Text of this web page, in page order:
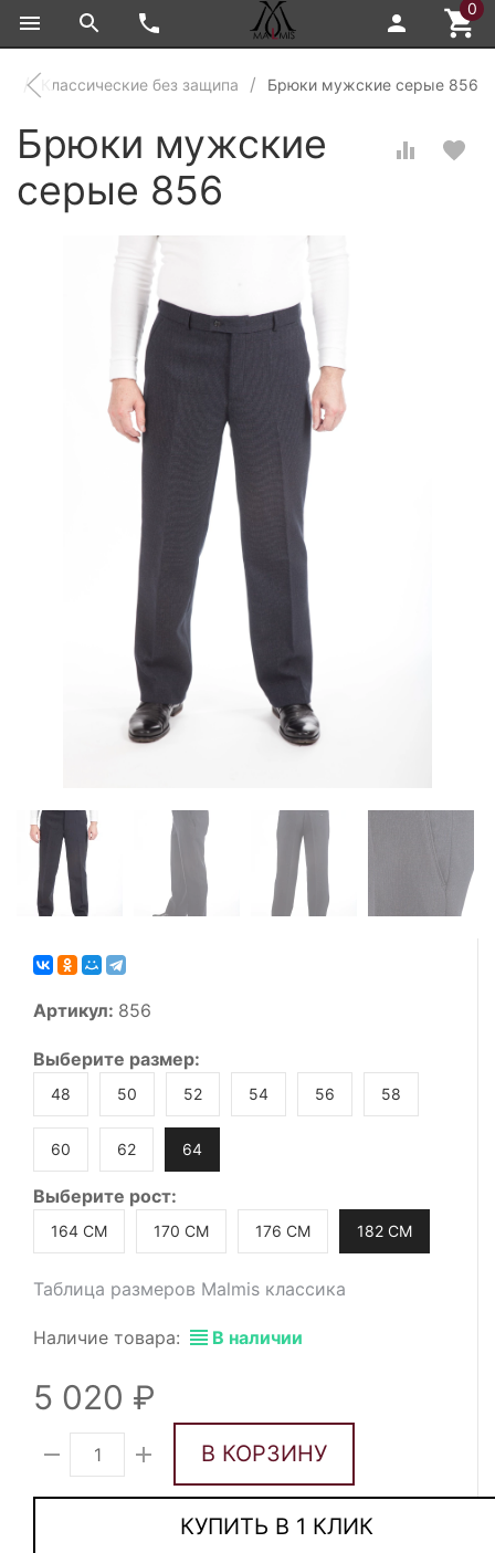
0
Классические без защипа Брюки мужские серые 856
Брюки мужские
серые 856
Артикул: 856
Выберите размер:
48 50 52 54 56 58
60 62 64
Выберите рост:
164 СМ 170 СМ 176 СМ 182 СМ
Таблица размеров Malmis классика
Наличие товара: В наличии
5 020
В КОРЗИНУ
КУПИТЬ В 1 КЛИК